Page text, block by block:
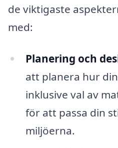
de viktigaste
med:
Planering och
att planera hur
inklusive val av
för att passa din
miljöerna.